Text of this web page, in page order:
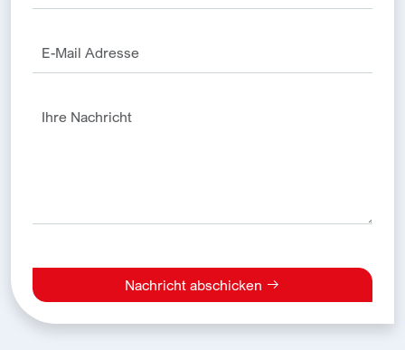
Nachricht abschicken
Alternative: